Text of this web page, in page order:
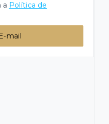
a Política de
E-mail